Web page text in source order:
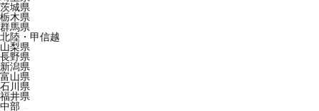
茨城県
栃木県
群馬県
北陸・甲信越
山梨県
長野県
新潟県
富山県
石川県
福井県
中部